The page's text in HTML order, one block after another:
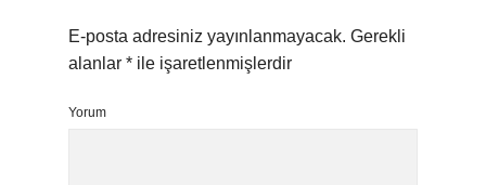
E-posta adresiniz yayınlanmayacak. Gerekli
alanlar * ile işaretlenmişlerdir
Yorum